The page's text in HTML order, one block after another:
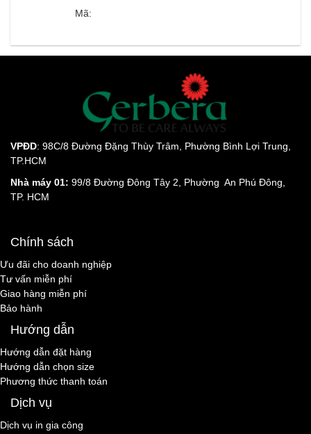
Mã:
VPĐD: 98C/8 Đường Đặng Thùy Trâm, Phường Bình Lợi Trung,
TP.HCM
Nhà máy 01: 99/8 Đường Đông Tây 2, Phường An Phú Đông,
TP. HCM
Chính sách
Ưu đãi cho doanh nghiệp
Tư vấn miễn phí
Giao hàng miễn phí
Bảo hành
Hướng dẫn
Hướng dẫn đặt hàng
Hướng dẫn chọn size
Phương thức thanh toán
Dịch vụ
Dịch vụ in gia công